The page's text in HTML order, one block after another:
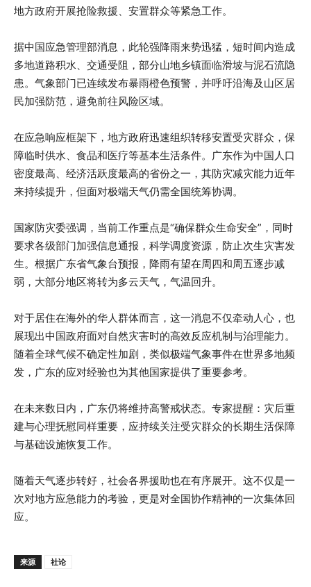
地方政府开展抢险救援、安置群众等紧急工作。
据中国应急管理部消息，此轮强降雨来势迅猛，短时间内造成
多地道路积水、交通受阻，部分山地乡镇面临滑坡与泥石流隐
患。气象部门已连续发布暴雨橙色预警，并呼吁沿海及山区居
民加强防范，避免前往风险区域。
在应急响应框架下，地方政府迅速组织转移安置受灾群众，保
障临时供水、食品和医疗等基本生活条件。广东作为中国人口
密度最高、经济活跃度最高的省份之一，其防灾减灾能力近年
来持续提升，但面对极端天气仍需全国统筹协调。
国家防灾委强调，当前工作重点是“确保群众生命安全”，同时
要求各级部门加强信息通报，科学调度资源，防止次生灾害发
生。根据广东省气象台预报，降雨有望在周四和周五逐步减
弱，大部分地区将转为多云天气，气温回升。
对于居住在海外的华人群体而言，这一消息不仅牵动人心，也
展现出中国政府面对自然灾害时的高效反应机制与治理能力。
随着全球气候不确定性加剧，类似极端气象事件在世界多地频
发，广东的应对经验也为其他国家提供了重要参考。
在未来数日内，广东仍将维持高警戒状态。专家提醒：灾后重
建与心理抚慰同样重要，应持续关注受灾群众的长期生活保障
与基础设施恢复工作。
随着天气逐步转好，社会各界援助也在有序展开。这不仅是一
次对地方应急能力的考验，更是对全国协作精神的一次集体回
应。
来源 社论